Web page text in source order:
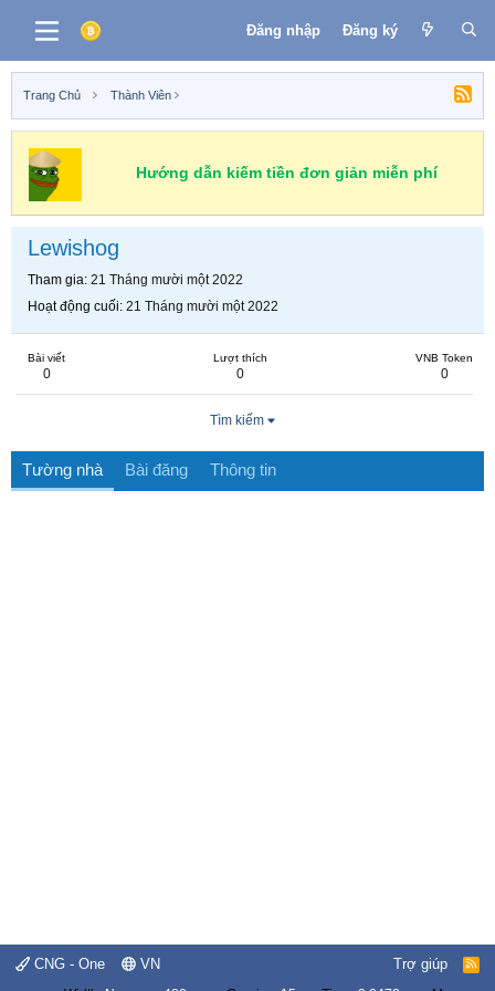
Đăng nhập Đăng ký
Trang Chủ Thành Viên
Hướng dẫn kiếm tiền đơn giản miễn phí
Lewishog
Tham gia 21 Tháng mười một 2022
Hoạt động cuối 21 Tháng mười một 2022
Bài viết
0
Lượt thích
0
VNB Token
0
Tìm kiếm
Tường nhà Bài đăng Thông tin
CNG - One VN Trợ giúp
R